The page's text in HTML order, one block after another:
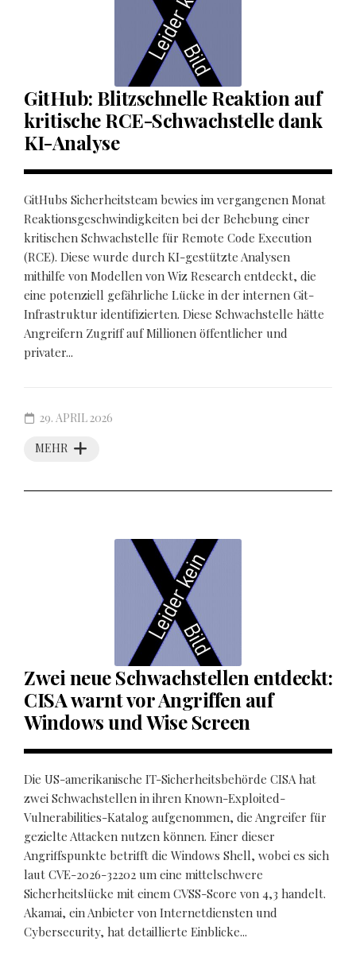
GitHub: Blitzschnelle Reaktion auf
kritische RCE-Schwachstelle dank
KI-Analyse
GitHubs Sicherheitsteam bewies im vergangenen Monat
Reaktionsgeschwindigkeiten bei der Behebung einer
kritischen Schwachstelle für Remote Code Execution
(RCE). Diese wurde durch KI-gestützte Analysen
mithilfe von Modellen von Wiz Research entdeckt, die
eine potenziell gefährliche Lücke in der internen Git-
Infrastruktur identifizierten. Diese Schwachstelle hätte
Angreifern Zugriff auf Millionen öffentlicher und
privater...
MEHR
29. APRIL 2026
Zwei neue Schwachstellen entdeckt:
CISA warnt vor Angriffen auf
Windows und Wise Screen
Die US-amerikanische IT-Sicherheitsbehörde CISA hat
zwei Schwachstellen in ihren Known-Exploited-
Vulnerabilities-Katalog aufgenommen, die Angreifer für
gezielte Attacken nutzen können. Einer dieser
Angriffspunkte betrifft die Windows Shell, wobei es sich
laut CVE-2026-32202 um eine mittelschwere
Sicherheitslücke mit einem CVSS-Score von 4,3 handelt.
Akamai, ein Anbieter von Internetdiensten und
Cybersecurity, hat detaillierte Einblicke...